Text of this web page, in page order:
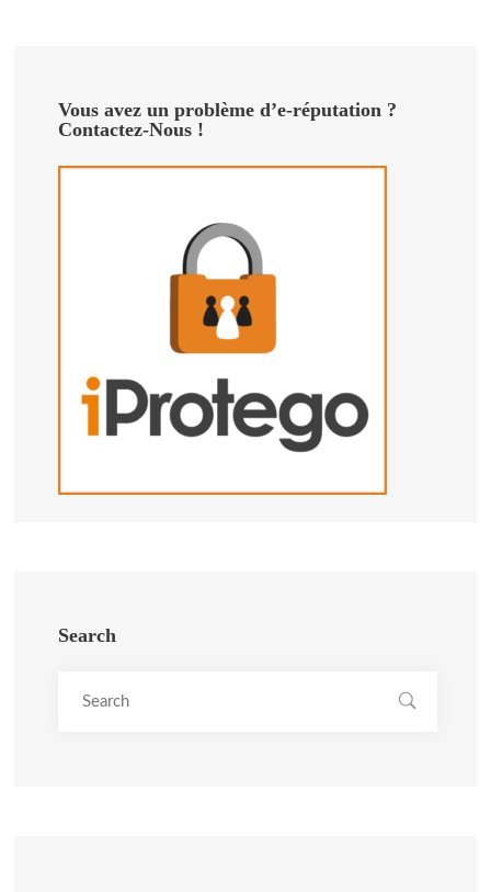
Vous avez un problème d’e-réputation ?
Contactez-Nous !
Search